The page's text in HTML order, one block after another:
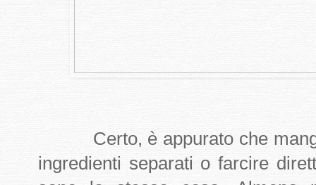
Certo, è appurato che
ingredienti separati o farcire